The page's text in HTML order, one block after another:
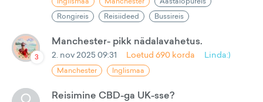
Rongireis
Reisiideed Bussireis
3
Manchester- pikk nädalavahetus.
2. nov 2025 09:31 Loetud 690 korda Linda:)
Manchester Inglismaa
Reisimine CBD-ga UK-sse?